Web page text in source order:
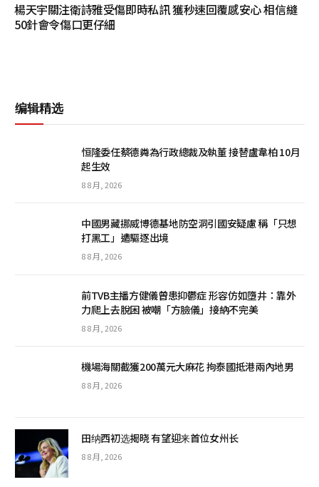
楊天宇關注衛詩雅受傷即時私訊 獲秒速回覆感安心 相信縫
50針會令傷口更仔細
编辑精选
恒隆委任蔡德粦為行政總裁及執董 接替盧韋柏 10月
起生效
8 8 月, 2026
中國男藏挪威博德基地防空洞引國安疑慮 稱「只想
打黑工」遭驅逐出境
8 8 月, 2026
前TVB主播方健儀曾患抑鬱症 形容仿如墮井：靠外
力爬上去脫困 被嘲「方臉儀」接納不完美
8 8 月, 2026
機場海關截獲200萬元大麻花 拘泰國抵港兩內地男
8 8 月, 2026
田纳西初选揭晓 有望迎来首位女州长
8 8 月, 2026